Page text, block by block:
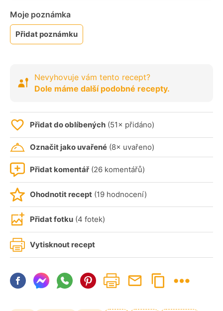
Moje poznámka
Přidat poznámku
Nevyhovuje vám tento recept?
Dole máme další podobné recepty.
Přidat do oblíbených (51× přidáno)
Označit jako uvařené (8× uvařeno)
Přidat komentář (26 komentářů)
Ohodnotit recept (19 hodnocení)
Přidat fotku (4 fotek)
Vytisknout recept